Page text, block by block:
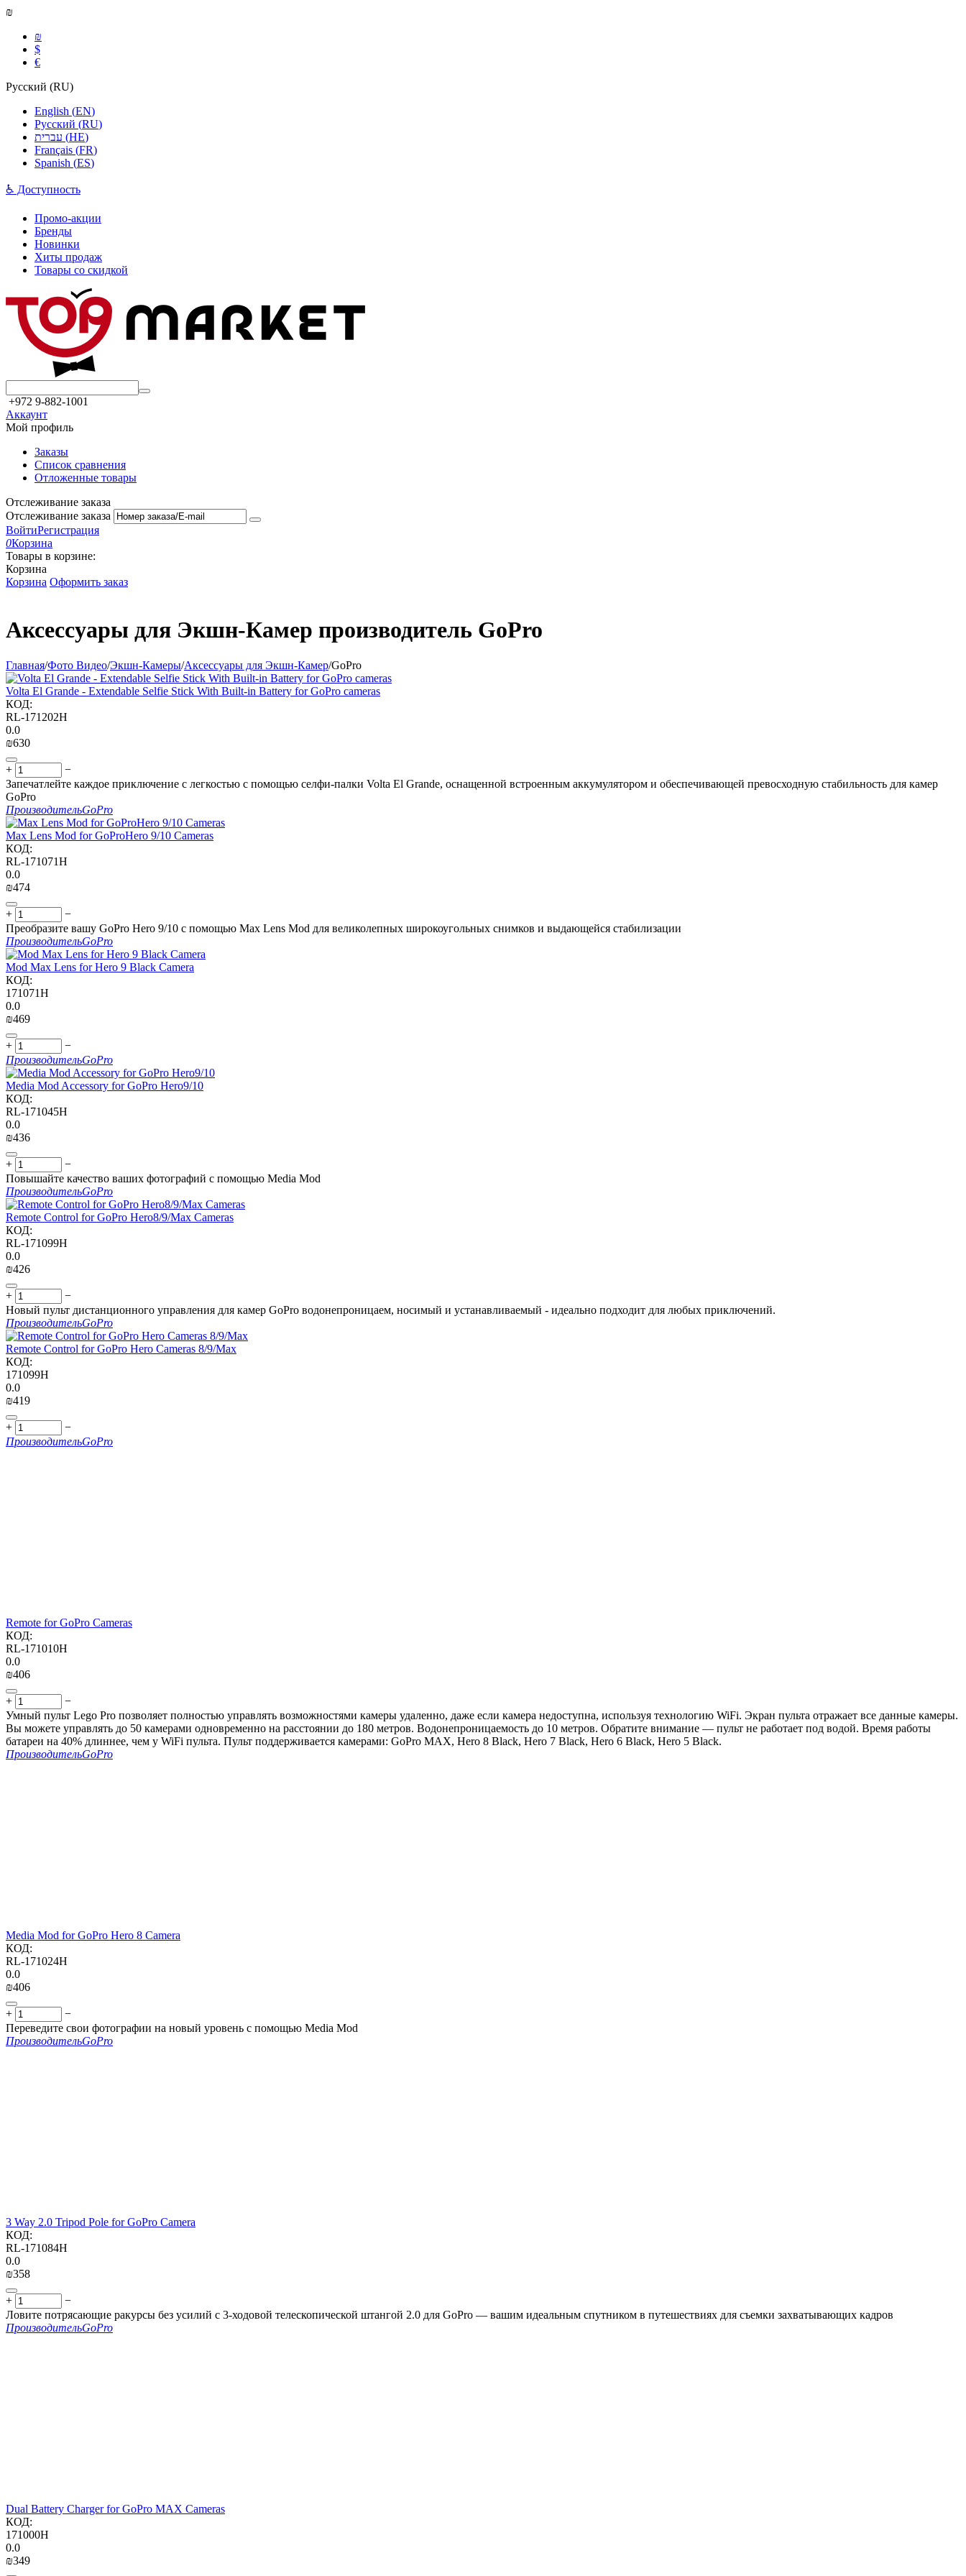
₪
₪
$
€
Русский (RU)
English (EN)
Русский (RU)
(HE)
Français (FR)
Spanish (ES)
♿ Доступность
Промо-акции
Бренды
Новинки
Хиты продаж
Товары со скидкой
+972 9-882-1001
Аккаунт
Мой профиль
Заказы
Список сравнения
Отложенные товары
Отслеживание заказа
Отслеживание заказа
ВойтиРегистрация
0Корзина
Товары в корзине:
Корзина
Корзина Оформить заказ
Аксессуары для Экшн-Камер производитель GoPro
Главная/Фото Видео/Экшн-Камеры/Аксессуары для Экшн-Камер/GoPro
Volta El Grande - Extendable Selfie Stick With Built-in Battery for GoPro cameras
КОД:
RL-171202H
0.0
₪‍630‍
+
−
Запечатлейте каждое приключение с легкостью с помощью селфи-палки Volta El Grande, оснащенной встроенным аккумулятором и обеспечивающей превосходную стабильность для камер
GoPro
ПроизводительGoPro
Max Lens Mod for GoProHero 9/10 Cameras
КОД:
RL-171071H
0.0
₪‍474‍
+
−
Преобразите вашу GoPro Hero 9/10 с помощью Max Lens Mod для великолепных широкоугольных снимков и выдающейся стабилизации
ПроизводительGoPro
Mod Max Lens for Hero 9 Black Camera
КОД:
171071H
0.0
₪‍469‍
+
−
ПроизводительGoPro
Media Mod Accessory for GoPro Hero9/10
КОД:
RL-171045H
0.0
₪‍436‍
+
−
Повышайте качество ваших фотографий с помощью Media Mod
ПроизводительGoPro
Remote Control for GoPro Hero8/9/Max Cameras
КОД:
RL-171099H
0.0
₪‍426‍
+
−
Новый пульт дистанционного управления для камер GoPro водонепроницаем, носимый и устанавливаемый - идеально подходит для любых приключений.
ПроизводительGoPro
Remote Control for GoPro Hero Cameras 8/9/Max
КОД:
171099H
0.0
₪‍419‍
+
−
ПроизводительGoPro
Remote for GoPro Cameras
КОД:
RL-171010H
0.0
₪‍406‍
+
−
Умный пульт Lego Pro позволяет полностью управлять возможностями камеры удаленно, даже если камера недоступна, используя технологию WiFi. Экран пульта отражает все данные камеры.
Вы можете управлять до 50 камерами одновременно на расстоянии до 180 метров. Водонепроницаемость до 10 метров. Обратите внимание — пульт не работает под водой. Время работы
батареи на 40% длиннее, чем у WiFi пульта. Пульт поддерживается камерами: GoPro MAX, Hero 8 Black, Hero 7 Black, Hero 6 Black, Hero 5 Black.
ПроизводительGoPro
Media Mod for GoPro Hero 8 Camera
КОД:
RL-171024H
0.0
₪‍406‍
+
−
Переведите свои фотографии на новый уровень с помощью Media Mod
ПроизводительGoPro
3 Way 2.0 Tripod Pole for GoPro Camera
КОД:
RL-171084H
0.0
₪‍358‍
+
−
Ловите потрясающие ракурсы без усилий с 3-ходовой телескопической штангой 2.0 для GoPro — вашим идеальным спутником в путешествиях для съемки захватывающих кадров
ПроизводительGoPro
Dual Battery Charger for GoPro MAX Cameras
КОД:
171000H
0.0
₪‍349‍